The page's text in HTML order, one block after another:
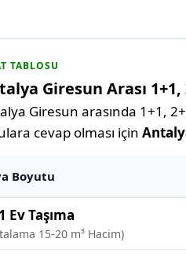
TABLOSU
Giresun Arası
Giresun arasında 1+1,
cevap olması için
Boyutu
Ev Taşıma
15-20 m³ Hacim)